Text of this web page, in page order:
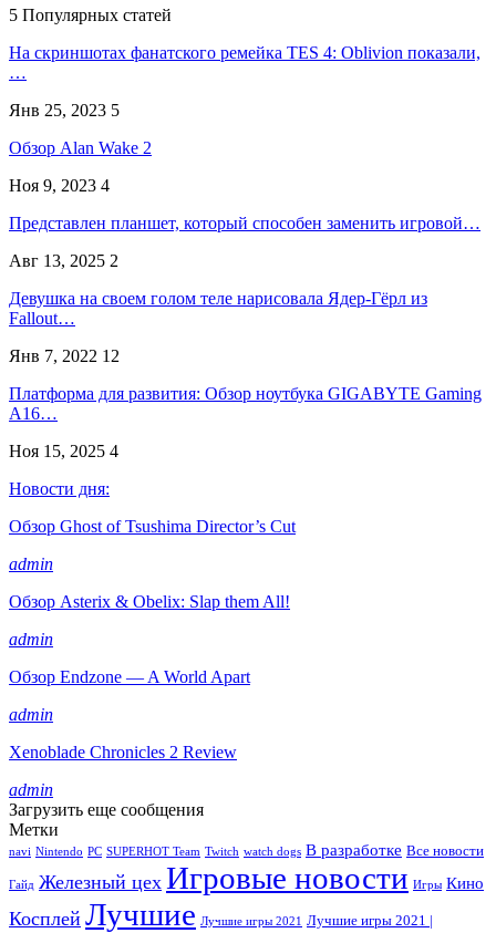
5 Популярных статей
На скриншотах фанатского ремейка TES 4: Oblivion показали,
…
Янв 25, 2023 5
Обзор Alan Wake 2
Ноя 9, 2023 4
Представлен планшет, который способен заменить игровой…
Авг 13, 2025 2
Девушка на своем голом теле нарисовала Ядер-Гёрл из
Fallout…
Янв 7, 2022 12
Платформа для развития: Обзор ноутбука GIGABYTE Gaming
A16…
Ноя 15, 2025 4
Новости дня:
Обзор Ghost of Tsushima Director’s Cut
admin
Обзор Asterix & Obelix: Slap them All!
admin
Обзор Endzone — A World Apart
admin
Xenoblade Chronicles 2 Review
admin
Загрузить еще сообщения
Метки
navi Nintendo PC SUPERHOT Team Twitch watch dogs В разработке Все новости
Гайд Железный цех Игровые новости Игры Кино
Косплей Лучшие Лучшие игры 2021
Лучшие игры 2021 |